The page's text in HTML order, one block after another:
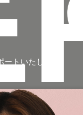
トいたします。